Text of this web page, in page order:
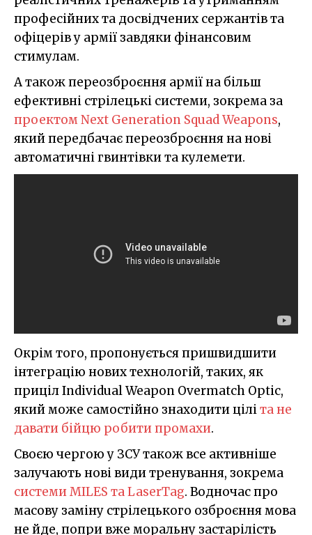
професійних та досвідчених сержантів та
офіцерів у армії завдяки фінансовим
стимулам.
А також переозброєння армії на більш
ефективні стрілецькі системи, зокрема за
проектом Next Generation Squad Weapons,
який передбачає переозброєння на нові
автоматичні гвинтівки та кулемети.
Окрім того, пропонується пришвидшити
інтеграцію нових технологій, таких, як
приціл Individual Weapon Overmatch Optic,
який може самостійно знаходити ціліта не
давати бійцю робити промахи.
Своєю чергою у ЗСУ також все активніше
залучають нові види тренування, зокрема
системи MILES та LaserTag. Водночас про
масову заміну стрілецького озброєння мова
не йде, попри вже моральну застарілість